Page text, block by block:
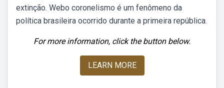
extinção. Webo coronelismo é um fenômeno da
política brasileira ocorrido durante a primeira república.
For more information, click the button below.
LEARN MORE